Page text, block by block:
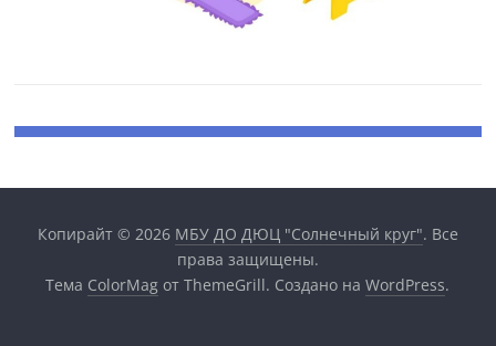
Копирайт © 2026 МБУ ДО ДЮЦ "Солнечный круг". Все
права защищены.
Тема ColorMag от ThemeGrill. Создано наWordPress.